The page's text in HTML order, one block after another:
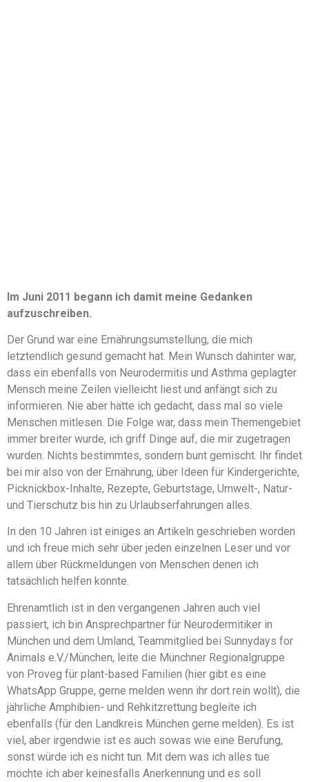
Im Juni 2011 begann ich damit meine Gedanken
aufzuschreiben.
Der Grund war eine Ernährungsumstellung, die mich
letztendlich gesund gemacht hat. Mein Wunsch dahinter war,
dass ein ebenfalls von Neurodermitis und Asthma geplagter
Mensch meine Zeilen vielleicht liest und anfängt sich zu
informieren. Nie aber hätte ich gedacht, dass mal so viele
Menschen mitlesen. Die Folge war, dass mein Themengebiet
immer breiter wurde, ich griff Dinge auf, die mir zugetragen
wurden. Nichts bestimmtes, sondern bunt gemischt. Ihr findet
bei mir also von der Ernährung, über Ideen für Kindergerichte,
Picknickbox-Inhalte, Rezepte, Geburtstage, Umwelt-, Natur-
und Tierschutz bis hin zu Urlaubserfahrungen alles.
In den 10 Jahren ist einiges an Artikeln geschrieben worden
und ich freue mich sehr über jeden einzelnen Leser und vor
allem über Rückmeldungen von Menschen denen ich
tatsächlich helfen konnte.
Ehrenamtlich ist in den vergangenen Jahren auch viel
passiert, ich bin Ansprechpartner für Neurodermitiker in
München und dem Umland, Teammitglied bei Sunnydays for
Animals e.V./München, leite die Münchner Regionalgruppe
von Proveg für plant-based Familien (hier gibt es eine
WhatsApp Gruppe, gerne melden wenn ihr dort rein wollt), die
jährliche Amphibien- und Rehkitzrettung begleite ich
ebenfalls (für den Landkreis München gerne melden). Es ist
viel, aber irgendwie ist es auch sowas wie eine Berufung,
sonst würde ich es nicht tun. Mit dem was ich alles tue
möchte ich aber keinesfalls Anerkennung und es soll